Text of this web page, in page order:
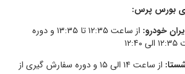
بورس پرس:
خودرو:
از ساعت ۱۲:۳۵ تا ۱۳:۳۵ و دوره
از ساعت ۱۴ الی ۱۵ و دوره سفارش گیری از